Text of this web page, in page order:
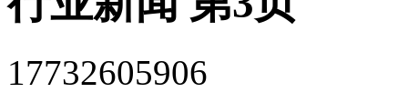
17732605906